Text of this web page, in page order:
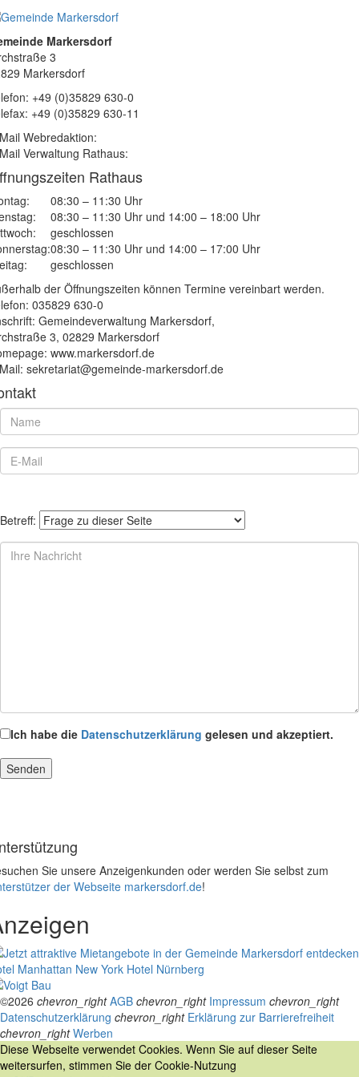
Markersdorf
3
Markersdorf
+49 (0)35829 630-0
+49 (0)35829 630-11
Webredaktion:
Verwaltung Rathaus:
Rathaus
08:30 – 11:30 Uhr
08:30 – 11:30 Uhr und 14:00 – 18:00 Uhr
geschlossen
08:30 – 11:30 Uhr und 14:00 – 17:00 Uhr
geschlossen
der Öffnungszeiten können Termine vereinbart werden.
035829 630-0
Gemeindeverwaltung Markersdorf,
3, 02829 Markersdorf
www.markersdorf.de
sekretariat@gemeinde-markersdorf.de
Betreff:
Ich habe die Datenschutzerklärung gelesen und akzeptiert.
Sie unsere Anzeigenkunden oder werden Sie selbst zum
der Webseite markersdorf.de!
Manhattan New York Hotel Nürnberg
©2026 chevron_right AGB chevron_right Impressum chevron_right
Datenschutzerklärung chevron_right Erklärung zur Barrierefreiheit
chevron_right Werben
Diese Webseite verwendet Cookies. Wenn Sie auf dieser Seite
weitersurfen, stimmen Sie der Cookie-Nutzung